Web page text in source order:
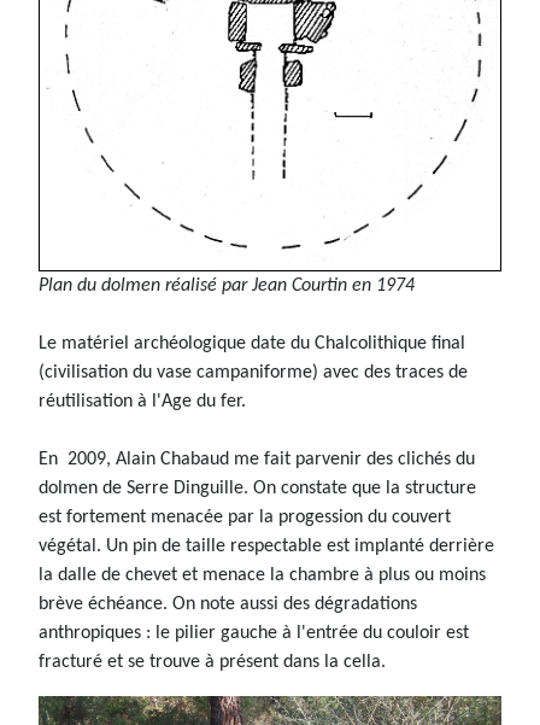
Plan du dolmen réalisé par Jean Courtin en 1974
Le matériel archéologique date du Chalcolithique final
(civilisation du vase campaniforme) avec des traces de
réutilisation à l'Age du fer.
En 2009, Alain Chabaud me fait parvenir des clichés du
dolmen de Serre Dinguille. On constate que la structure
est fortement menacée par la progession du couvert
végétal. Un pin de taille respectable est implanté derrière
la dalle de chevet et menace la chambre à plus ou moins
brève échéance. On note aussi des dégradations
anthropiques : le pilier gauche à l'entrée du couloir est
fracturé et se trouve à présent dans la cella.